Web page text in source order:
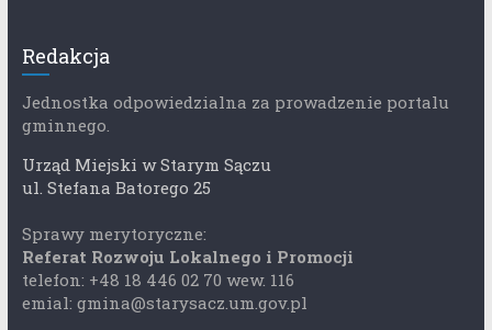
Redakcja
Jednostka odpowiedzialna za prowadzenie portalu
gminnego.
Urząd Miejski w Starym Sączu
ul. Stefana Batorego 25
Sprawy merytoryczne:
Referat Rozwoju Lokalnego i Promocji
telefon: +48 18 446 02 70 wew. 116
emial: gmina@starysacz.um.gov.pl